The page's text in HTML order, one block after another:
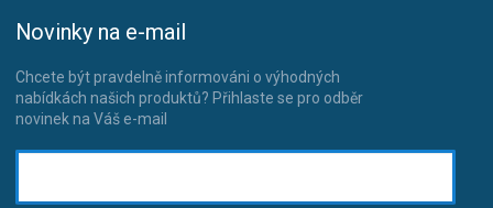
Novinky na e-mail
Chcete být pravdelně informováni o výhodných
nabídkách našich produktů? Přihlaste se pro odběr
novinek na Váš e-mail